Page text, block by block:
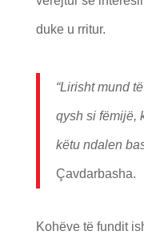
duke u rritur.
“Lirisht mund t
qysh si fëmijë,
këtu ndalen
Çavdarbasha.
Kohëve të fundit